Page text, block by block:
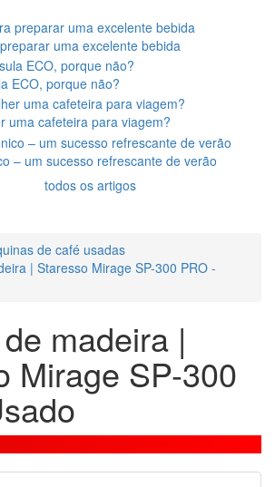
uma excelente bebida
ECO, porque não?
uma cafeteira para viagem?
– um sucesso refrescante de verão
todos os artigos
de café usadas
| Staresso Mirage SP-300 PRO -
madeira |
Mirage SP-300